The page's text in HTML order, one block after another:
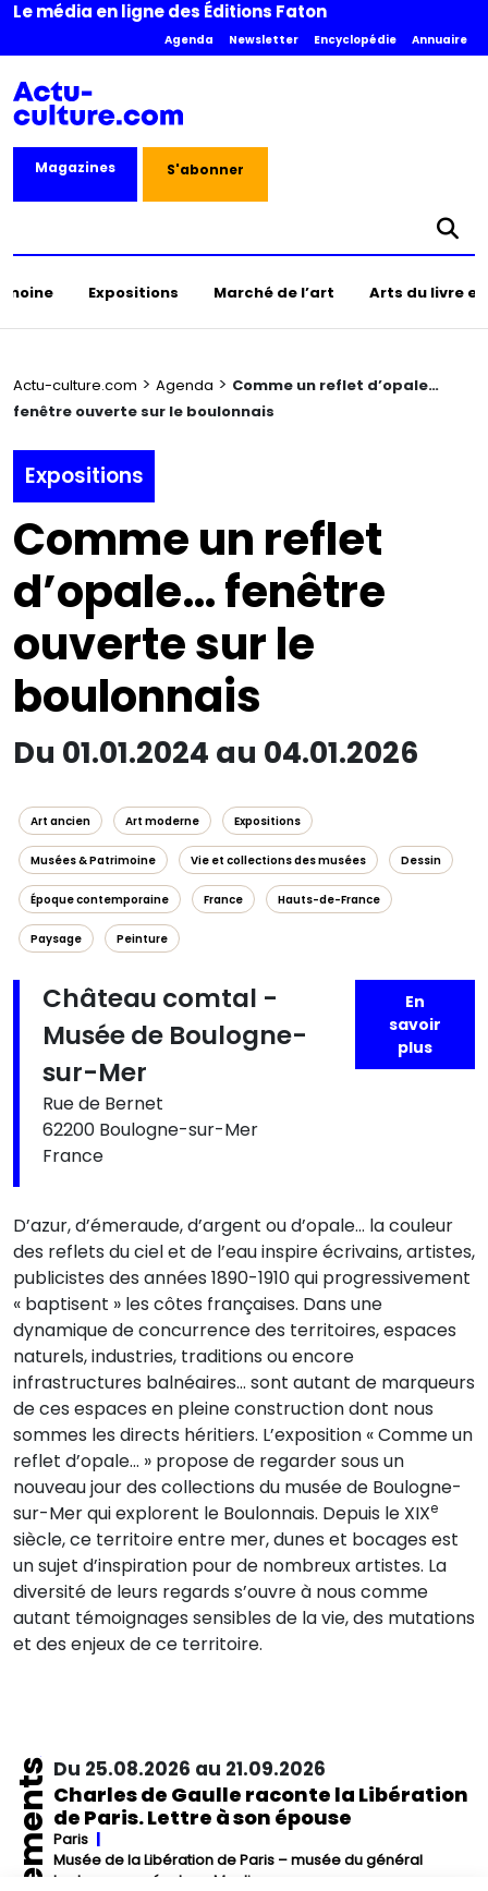
Le média en ligne des Éditions Faton
Agenda Newsletter Encyclopédie Annuaire
Magazines S'abonner
Expositions Marché de l’art Arts du livre
Actu-culture.com > Agenda > Comme un reflet d’opale…
fenêtre ouverte sur le boulonnais
Expositions
Comme un reflet
d’opale… fenêtre
ouverte sur le
boulonnais
Du 01.01.2024 au 04.01.2026
Art ancien Art moderne Expositions
Musées & Patrimoine Vie et collections des musées Dessin
Époque contemporaine France Hauts-de-France
Paysage Peinture
Château comtal -
Musée de Boulogne-
sur-Mer
Rue de Bernet
62200 Boulogne-sur-Mer
France
En
savoir
plus
D’azur, d’émeraude, d’argent ou d’opale… la couleur
des reflets du ciel et de l’eau inspire écrivains, artistes,
publicistes des années 1890-1910 qui progressivement
« baptisent » les côtes françaises. Dans une
dynamique de concurrence des territoires, espaces
naturels, industries, traditions ou encore
infrastructures balnéaires… sont autant de marqueurs
de ces espaces en pleine construction dont nous
sommes les directs héritiers. L’exposition « Comme un
reflet d’opale… » propose de regarder sous un
nouveau jour des collections du musée de Boulogne-
sur-Mer qui explorent le Boulonnais. Depuis le XIXe
siècle, ce territoire entre mer, dunes et bocages est
un sujet d’inspiration pour de nombreux artistes. La
diversité de leurs regards s’ouvre à nous comme
autant témoignages sensibles de la vie, des mutations
et des enjeux de ce territoire.
Du 25.08.2026 au 21.09.2026
Charles de Gaulle raconte la Libération
de Paris. Lettre à son épouse
Paris
Musée de la Libération de Paris – musée du général
Leclerc – musée Jean Moulin